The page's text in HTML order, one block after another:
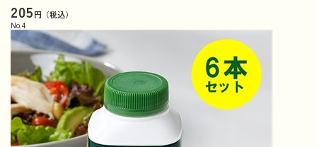
205円（税込）
No. 4